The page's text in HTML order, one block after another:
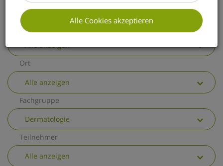
Alle Cookies akzeptieren
Thema
Alle anzeigen
Ort
Alle anzeigen
Fachgruppe
Dermatologie
Teilnehmer
Alle anzeigen